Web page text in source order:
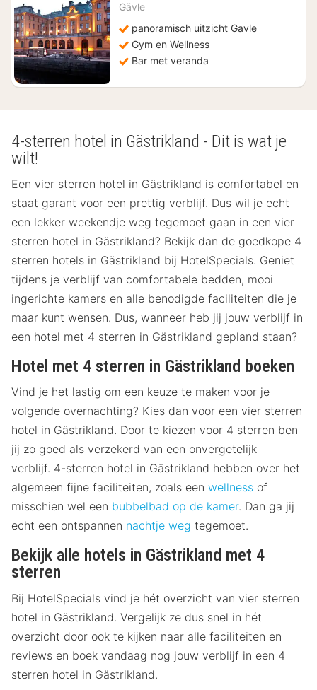
117,91
Gävle
panoramisch uitzicht Gavle
Gym en Wellness
Bar met veranda
4-sterren hotel in Gästrikland - Dit is wat je
wilt!
Een vier sterren hotel in Gästrikland is comfortabel en
staat garant voor een prettig verblijf. Dus wil je echt
een lekker weekendje weg tegemoet gaan in een vier
sterren hotel in Gästrikland? Bekijk dan de goedkope 4
sterren hotels in Gästrikland bij HotelSpecials. Geniet
tijdens je verblijf van comfortabele bedden, mooi
ingerichte kamers en alle benodigde faciliteiten die je
maar kunt wensen. Dus, wanneer heb jij jouw verblijf in
een hotel met 4 sterren in Gästrikland gepland staan?
Hotel met 4 sterren in Gästrikland boeken
Vind je het lastig om een keuze te maken voor je
volgende overnachting? Kies dan voor een vier sterren
hotel in Gästrikland. Door te kiezen voor 4 sterren ben
jij zo goed als verzekerd van een onvergetelijk
verblijf. 4-sterren hotel in Gästrikland hebben over het
algemeen fijne faciliteiten, zoals een wellness of
misschien wel een bubbelbad op de kamer. Dan ga jij
echt een ontspannen nachtje weg tegemoet.
Bekijk alle hotels in Gästrikland met 4
sterren
Bij HotelSpecials vind je hét overzicht van vier sterren
hotel in Gästrikland. Vergelijk ze dus snel in hét
overzicht door ook te kijken naar alle faciliteiten en
reviews en boek vandaag nog jouw verblijf in een 4
sterren hotel in Gästrikland.